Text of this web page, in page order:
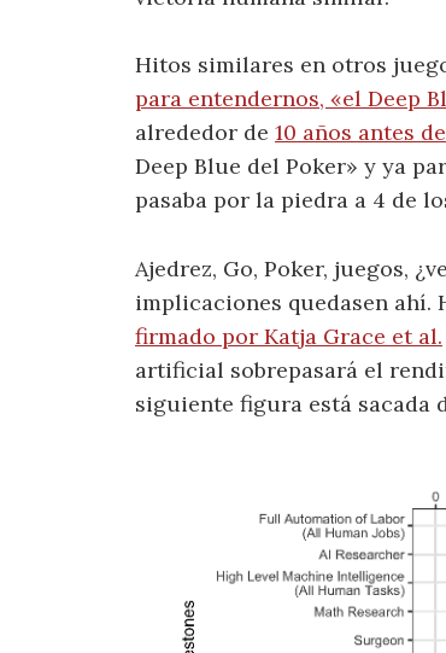
Hitos similares en otros
para entendernos, «el Deep
alrededor de 10 años antes
Deep Blue del Poker» y ya
pasaba por la piedra a 4 de
Ajedrez, Go, Poker, juegos,
implicaciones quedasen ahí.
firmado por Katja Grace et al.
artificial sobrepasará el
siguiente figura está sacada